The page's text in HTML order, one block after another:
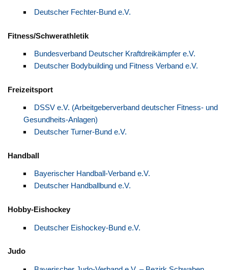
Deutscher Fechter-Bund e.V.
Fitness/Schwerathletik
Bundesverband Deutscher Kraftdreikämpfer e.V.
Deutscher Bodybuilding und Fitness Verband e.V.
Freizeitsport
DSSV e.V. (Arbeitgeberverband deutscher Fitness- und
Gesundheits-Anlagen)
Deutscher Turner-Bund e.V.
Handball
Bayerischer Handball-Verband e.V.
Deutscher Handballbund e.V.
Hobby-Eishockey
Deutscher Eishockey-Bund e.V.
Judo